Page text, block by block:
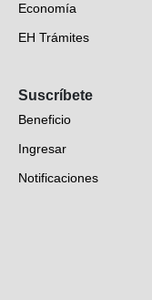
Economía
EH Trámites
EH Verifica
Fotogalerías
Deportes
Videos
Suscríbete
Beneficio
Ingresar
Notificaciones